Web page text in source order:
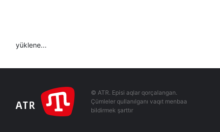
yüklene...
© ATR. Episi aqlar qorçalangan.
Çümleler qullanılganı vaqıt menbaa
bildirmek şarttır